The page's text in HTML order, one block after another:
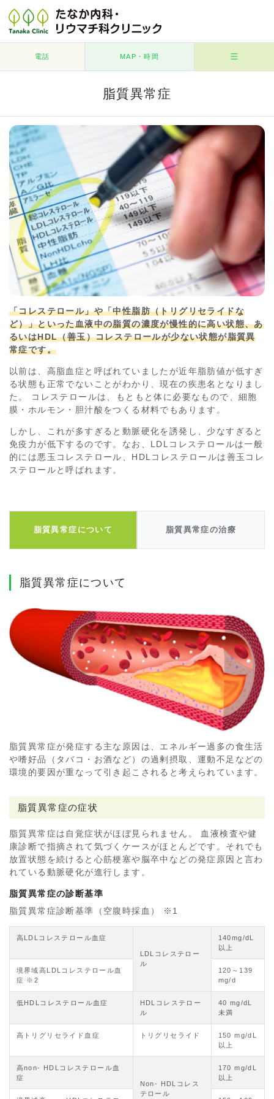
電話 MAP・時間
脂質異常症
「コレステロール」や「中性脂肪（トリグリセライドな
ど）」といった血液中の脂質の濃度が慢性的に高い状態、あ
るいはHDL（善玉）コレステロールが少ない状態が脂質異
常症です。
以前は、高脂血症と呼ばれていましたが近年脂肪値が低すぎ
る状態も正常でないことがわかり、現在の疾患名となりまし
た。 コレステロールは、もともと体に必要なもので、細胞
膜・ホルモン・胆汁酸をつくる材料でもあります。
しかし、これが多すぎると動脈硬化を誘発し、少なすぎると
免疫力が低下するのです。なお、LDLコレステロールは一般
的には悪玉コレステロール、HDLコレステロールは善玉コレ
ステロールと呼ばれます。
脂質異常症について 脂質異常症の治療
脂質異常症について
脂質異常症が発症する主な原因は、エネルギー過多の食生活
や嗜好品（タバコ・お酒など）の過剰摂取、運動不足などの
環境的要因が重なって引き起こされると考えられています。
脂質異常症の症状
脂質異常症は自覚症状がほぼ見られません。 血液検査や健
康診断で指摘されて気づくケースがほとんどです。それでも
放置状態を続けると心筋梗塞や脳卒中などの発症原因と言わ
れている動脈硬化が進行します。
脂質異常症の診断基準
脂質異常症診断基準（空腹時採血） ※1
高LDLコレステロール血症
LDLコレステロー
ル
140mg/dL
以上
境界域高LDLコレステロール血
症 ※2
120～139
mg/d
低HDLコレステロール血症
HDLコレステロー
ル
40 mg/dL
未満
高トリグリセライド血症 トリグリセライド
150 mg/dL
以上
高non- HDLコレステロール血
症
Non- HDLコレス
テロール
170 mg/dL
以上